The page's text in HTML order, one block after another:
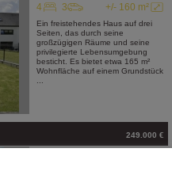
+/- 160 m²
4 3
Ein freistehendes Haus auf drei
Seiten, das durch seine
großzügigen Räume und seine
privilegierte Lebensumgebung
besticht. Es bietet etwa 165 m²
Wohnfläche auf einem Grundstück
249.000 €